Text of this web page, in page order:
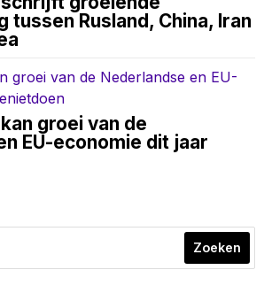
tussen Rusland, China, Iran
groei van de
EU-economie dit jaar
Zoeken